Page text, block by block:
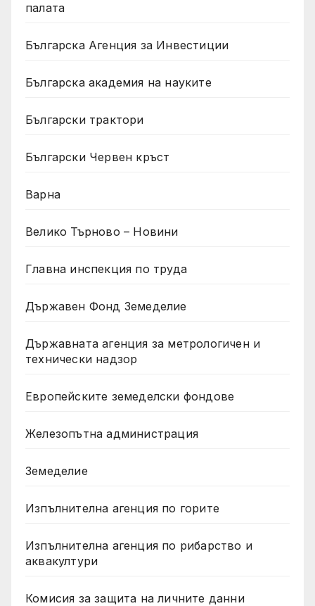
палата
Българска Агенция за Инвестиции
Българска академия на науките
Български трактори
Български Червен кръст
Варна
Велико Търново – Новини
Главна инспекция по труда
Държавен Фонд Земеделие
Държавната агенция за метрологичен и
технически надзор
Европейските земеделски фондове
Железопътна администрация
Земеделие
Изпълнителна агенция по горите
Изпълнителна агенция по рибарство и
аквакултури
Комисия за защита на личните данни